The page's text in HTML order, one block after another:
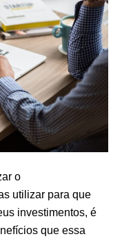
o
utilizar para que
investimentos, é
que essa